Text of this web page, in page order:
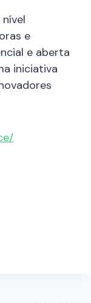
e
e aberta
iniciativa